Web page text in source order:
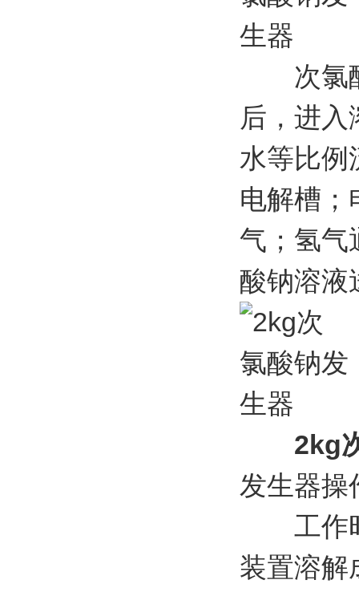
次氯酸
后，进
水等比例
电解槽；
气；氢气
酸钠溶液
2kg
发生器操
工作时
装置溶解